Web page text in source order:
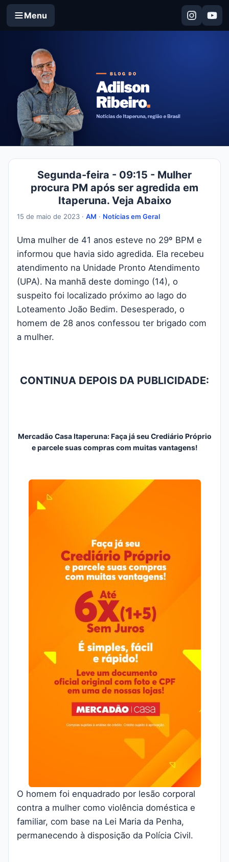
Menu
Segunda-feira - 09:15 - Mulher
procura PM após ser agredida em
Itaperuna. Veja Abaixo
15 de maio de 2023 · AM · Notícias em Geral
Uma mulher de 41 anos esteve no 29º BPM e
informou que havia sido agredida. Ela recebeu
atendimento na Unidade Pronto Atendimento
(UPA). Na manhã deste domingo (14), o
suspeito foi localizado próximo ao lago do
Loteamento João Bedim. Desesperado, o
homem de 28 anos confessou ter brigado com
a mulher.
CONTINUA DEPOIS DA PUBLICIDADE:
Mercadão Casa Itaperuna: Faça já seu Crediário Próprio
e parcele suas compras com muitas vantagens!
O homem foi enquadrado por lesão corporal
contra a mulher como violência doméstica e
familiar, com base na Lei Maria da Penha,
permanecendo à disposição da Polícia Civil.